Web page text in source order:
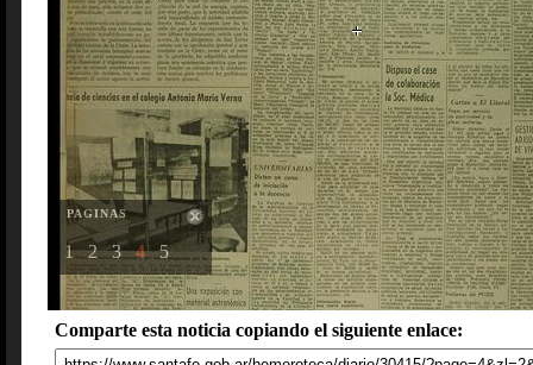
PAGINAS
1 2 3 4 5
Comparte esta noticia copiando el siguiente enlace: